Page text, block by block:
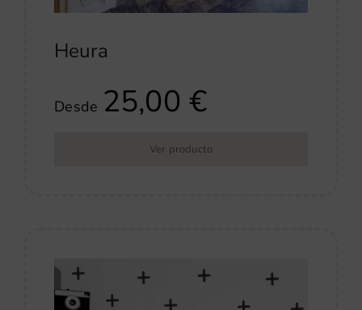
Heura
Desde 25,00€
Ver producto